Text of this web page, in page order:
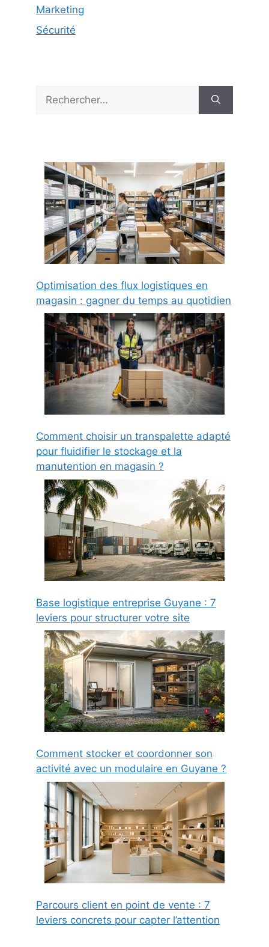
Marketing
Sécurité
Optimisation des flux logistiques en
magasin : gagner du temps au quotidien
Comment choisir un transpalette adapté
pour fluidifier le stockage et la
manutention en magasin ?
Base logistique entreprise Guyane : 7
leviers pour structurer votre site
Comment stocker et coordonner son
activité avec un modulaire en Guyane ?
Parcours client en point de vente : 7
leviers concrets pour capter l’attention